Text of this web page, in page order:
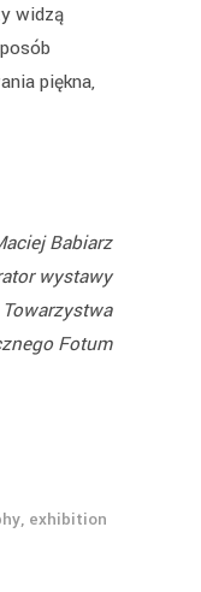
widzą
piękna,
Babiarz
wystawy
Fotum
exhibition